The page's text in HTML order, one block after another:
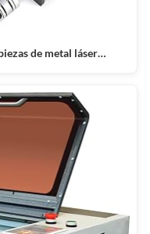
de metal láser…